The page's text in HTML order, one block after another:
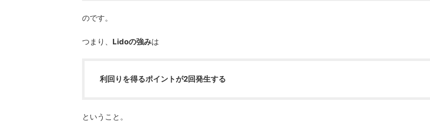
のです。
つまり、 Lidoの強みは
利回りを得るポイントが2回発生する
ということ。